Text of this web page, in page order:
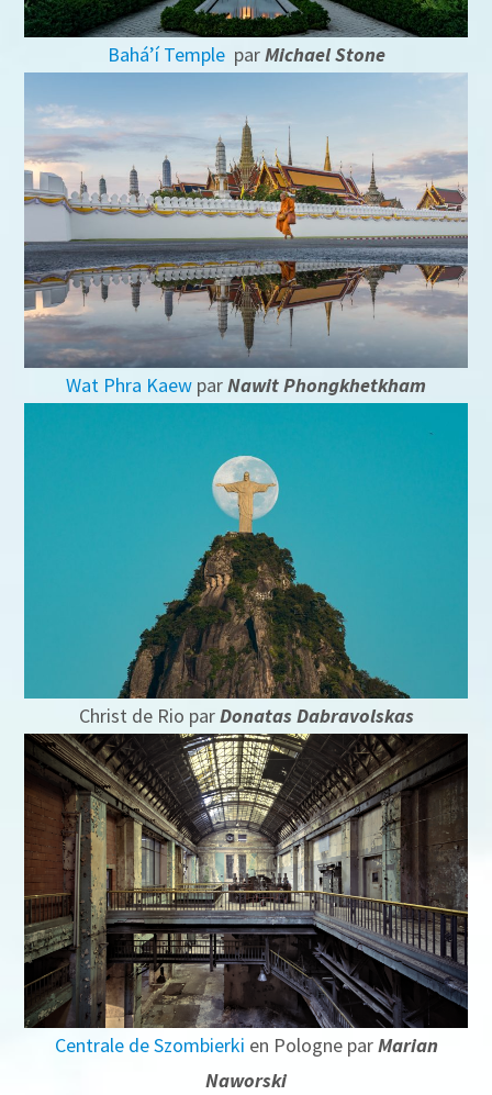
Baháʼí TempleparMichael Stone
Wat Phra Kaew parNawit Phongkhetkham
Christ de Rio parDonatas Dabravolskas
Centrale de Szombierki en Pologne parMarian
Naworski